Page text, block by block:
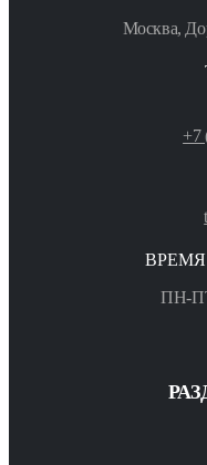
Москва,
+7
ПН-ПТ